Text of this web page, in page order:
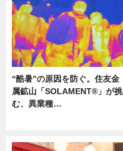
“酷暑”の原因を防ぐ。住友金
属鉱山「SOLAMENT®」が挑
む、異業種…